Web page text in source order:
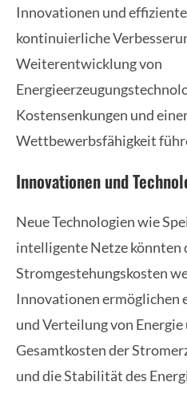
Innovationen und
kontinuierliche
Weiterentwicklung von
Kostensenkungen und
Wettbewerbsfähigkeit
Innovationen und
Neue Technologien wie
intelligente Netze könnten
Stromgestehungskosten
Innovationen ermöglichen
und Verteilung von
Gesamtkosten der
und die Stabilität des